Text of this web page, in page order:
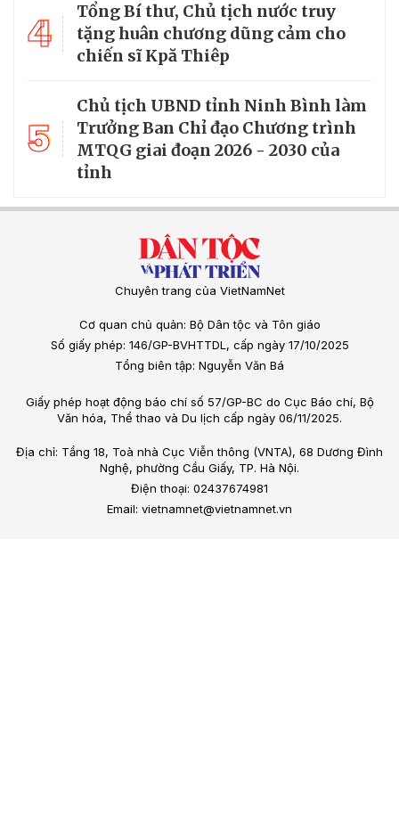
4
Tổng Bí thư, Chủ tịch nước truy
tặng huân chương dũng cảm cho
chiến sĩ Kpă Thiêp
5
Chủ tịch UBND tỉnh Ninh Bình làm
Trưởng Ban Chỉ đạo Chương trình
MTQG giai đoạn 2026 - 2030 của
tỉnh
Chuyên trang của VietNamNet
Cơ quan chủ quản: Bộ Dân tộc và Tôn giáo
Số giấy phép: 146/GP-BVHTTDL, cấp ngày 17/10/2025
Tổng biên tập: Nguyễn Văn Bá
Giấy phép hoạt động báo chí số 57/GP-BC do Cục Báo chí, Bộ
Văn hóa, Thể thao và Du lịch cấp ngày 06/11/2025.
Địa chỉ: Tầng 18, Toà nhà Cục Viễn thông (VNTA), 68 Dương Đình
Nghệ, phường Cầu Giấy, TP. Hà Nội.
Điện thoại: 02437674981
Email: vietnamnet@vietnamnet.vn